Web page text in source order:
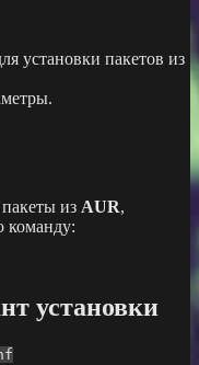
установки пакетов из
из AUR,
команду:
установки